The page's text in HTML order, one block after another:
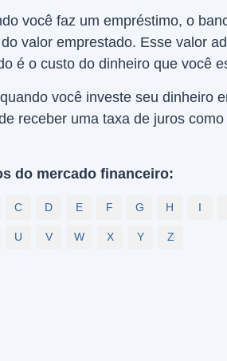
você faz um empréstimo, o
valor emprestado. Esse valor
é o custo do dinheiro que você
você investe seu dinheiro
receber uma taxa de juros
do mercado financeiro:
C D E F G H I
U V W X Y Z